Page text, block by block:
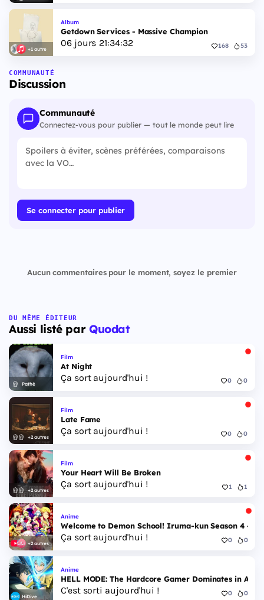
+1 autre
Album
Getdown Services - Massive Champion
06jours 21:34:32 168 53
COMMUNAUTÉ
Discussion
Communauté
Connectez-vous pour publier — tout le monde peut lire
Se connecter pour publier
Aucun commentaires pour le moment, soyez le premier
DU MÊME ÉDITEUR
Aussi listé par Quodat
Pathé
Film
At Night
Ça sort aujourd'hui ! 0 0
+2 autres
Film
Late Fame
Ça sort aujourd'hui ! 0 0
+2 autres
Film
Your Heart Will Be Broken
Ça sort aujourd'hui ! 1 1
+2 autres
Anime
Welcome to Demon School! Iruma-kun Season 4 -
Ça sort aujourd'hui ! 0 0
HiDive
Anime
HELL MODE: The Hardcore Gamer Dominates in
C'est sorti aujourd'hui ! 0 0